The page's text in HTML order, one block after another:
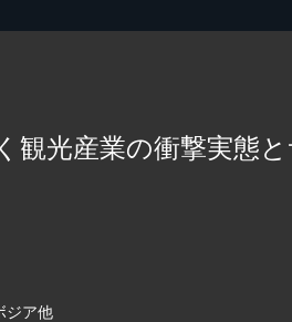
観光産業の衝撃実態
ジア他